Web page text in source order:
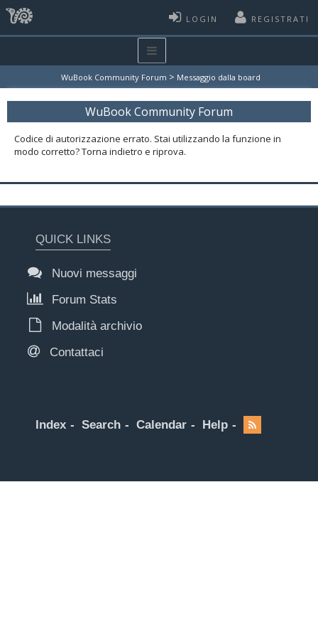
LOGIN REGISTRATI
WuBook Community Forum > Messaggio dalla board
WuBook Community Forum
Codice di autorizzazione errato. Stai utilizzando la funzione in
modo corretto? Torna indietro e riprova.
QUICK LINKS
Nuovi messaggi
Forum Stats
Modalità archivio
Contattaci
Index Search Calendar Help